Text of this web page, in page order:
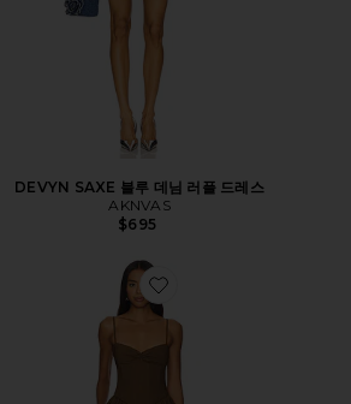
DEVYN SAXE 블루 데님 러플 드레스
AKNVAS
$695
Favorite MOROCCAN 원피스